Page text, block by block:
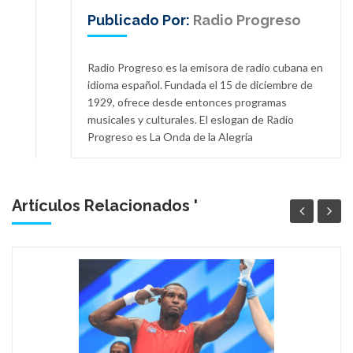
Publicado Por: Radio Progreso
Radio Progreso es la emisora de radio cubana en
idioma español. Fundada el 15 de diciembre de
1929, ofrece desde entonces programas
musicales y culturales. El eslogan de Radio
Progreso es La Onda de la Alegría
Artículos Relacionados '